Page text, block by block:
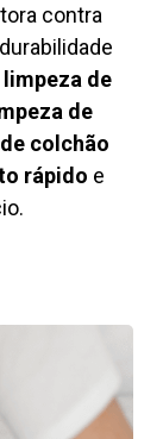
contra
limpeza de
de
colchão
rápido e